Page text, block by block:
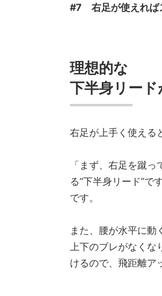
#7 右足が使えれば
理想的な
下半身リード
右足が上手く使える
「まず、右足を蹴
る“下半身リード”で
です。
また、腰が水平に
上下のブレがなくな
けるので、飛距離ア